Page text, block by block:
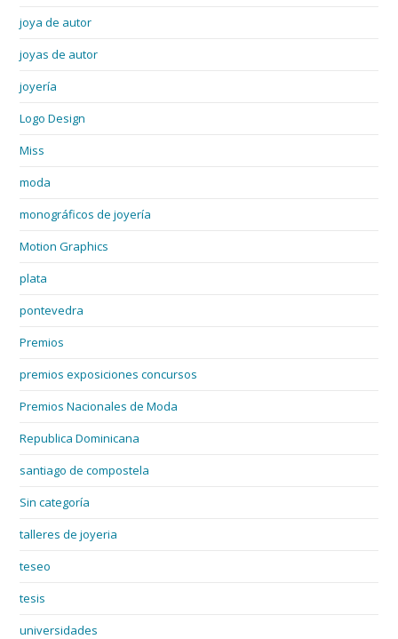
joya de autor
joyas de autor
joyería
Logo Design
Miss
moda
monográficos de joyería
Motion Graphics
plata
pontevedra
Premios
premios exposiciones concursos
Premios Nacionales de Moda
Republica Dominicana
santiago de compostela
Sin categoría
talleres de joyeria
teseo
tesis
universidades